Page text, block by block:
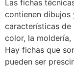
Las fichas
contienen dibujos
características
color, la moldería,
Hay fichas que
pueden ser